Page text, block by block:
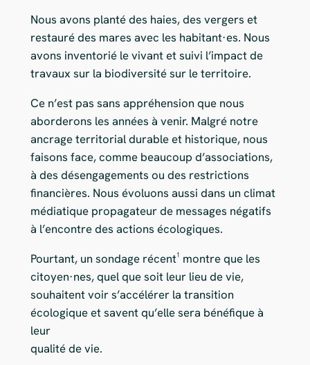
Nous avons planté des haies, des vergers et
restauré des mares avec les habitant·es. Nous
avons inventorié le vivant et suivi l’impact de
travaux sur la biodiversité sur le territoire.
Ce n’est pas sans appréhension que nous
aborderons les années à venir. Malgré notre
ancrage territorial durable et historique, nous
faisons face, comme beaucoup d’associations,
à des désengagements ou des restrictions
financières. Nous évoluons aussi dans un climat
médiatique propagateur de messages négatifs
à l’encontre des actions écologiques.
Pourtant, un sondage récent¹ montre que les
citoyen·nes, quel que soit leur lieu de vie,
souhaitent voir s’accélérer la transition
écologique et savent qu’elle sera bénéfique à
leur
qualité de vie.